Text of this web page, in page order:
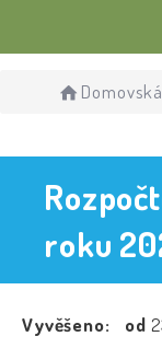
roku
Vyvěšeno: od